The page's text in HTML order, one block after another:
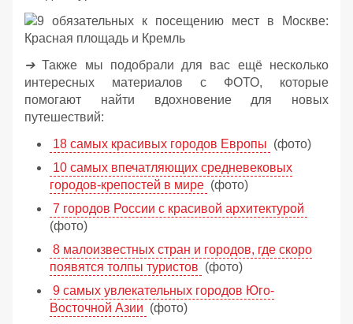
➔Также мы подобрали для вас ещё несколько
интересных материалов с ФОТО, которые
помогают найти вдохновение для новых
путешествий:
18 самых красивых городов Европы (фото)
10 самых впечатляющих средневековых
городов-крепостей в мире (фото)
7 городов России с красивой архитектурой
(фото)
8 малоизвестных стран и городов, где скоро
появятся толпы туристов (фото)
9 самых увлекательных городов Юго-
Восточной Азии (фото)